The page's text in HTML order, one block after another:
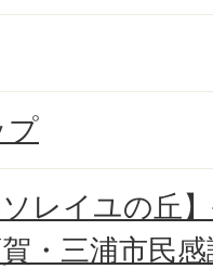
プ
ソレイユの丘
・三浦市民